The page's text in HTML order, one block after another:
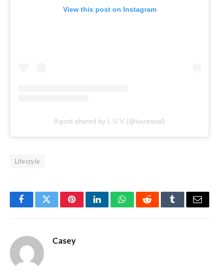
View this post on Instagram
A post shared by L U V (@luvresval)
Lifestyle
FacebookTwitterPinterestLinkedInWhatsAppRedditTumblrEmail
Casey